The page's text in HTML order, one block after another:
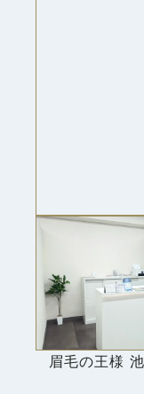
眉毛の王様